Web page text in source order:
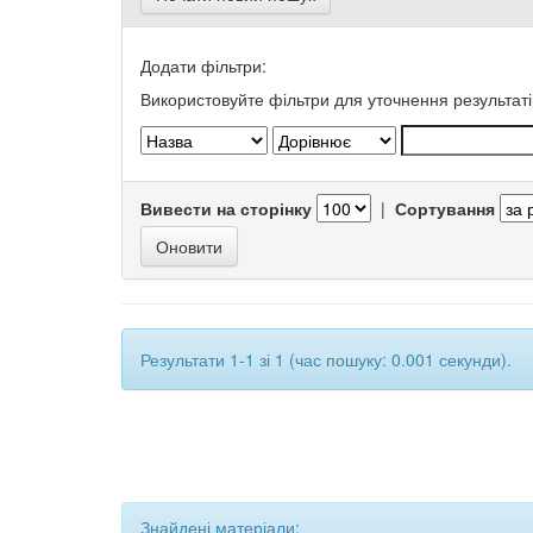
Додати фільтри:
Використовуйте фільтри для уточнення
Вивести на сторінку | Сортування
Результати 1-1 зі 1 (час пошуку: 0.001 секунди).
Знайдені матеріали: